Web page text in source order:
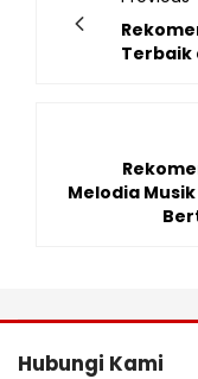
Terbaik
Melodia
Hubungi Kami